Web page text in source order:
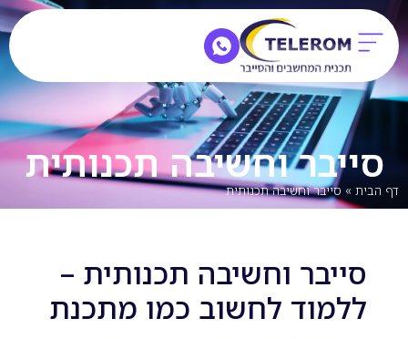
סייבר וחשיבה תכנותית
דף הבית » סייבר וחשיבה תכנותית
סייבר וחשיבה תכנותית –
ללמוד לחשוב כמו מתכנת